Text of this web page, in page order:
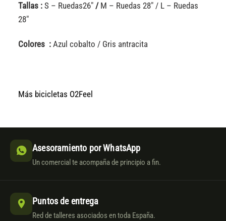
Tallas :S – Ruedas26″ / M – Ruedas 28″ / L – Ruedas
28″
Colores :Azul cobalto / Gris antracita
Más bicicletas O2Feel
Asesoramiento por WhatsApp
Un comercial te acompaña de principio a fin.
Puntos de entrega
Red de talleres asociados en toda España.